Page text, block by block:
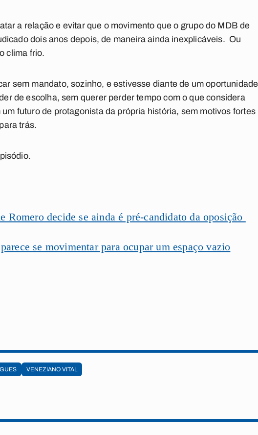
a relação e evitar que o movimento que o grupo do MDB de
dois anos depois, de maneira ainda inexplicáveis. Ou
clima frio.
sem mandato, sozinho, e estivesse diante de um oportunidade
de escolha, sem querer perder tempo com o que considera
futuro de protagonista da própria história, sem motivos fortes
trás.
Romero decide se ainda é pré-candidato da oposição
se movimentar para ocupar um espaço vazio
VENEZIANO VITAL